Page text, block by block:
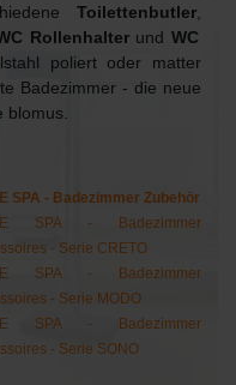
Toilettenbutler
RollenhalterundWC
poliert oder matter
Badezimmer - die neue
SPA - Badezimmer Zubehör
SPA - Badezimmer
- Serie CRETO
SPA - Badezimmer
- Serie MODO
SPA - Badezimmer
- Serie SONO